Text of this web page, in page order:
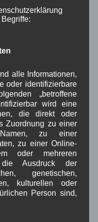
meist vor Mittag legen.
alle Informationen,
oder identifizierbare
„betroffene
wird eine
die direkt oder
Zuordnung zu einer
zu einer
zu einer Online-
oder mehreren
die Ausdruck der
genetischen,
kulturellen oder
Person sind,